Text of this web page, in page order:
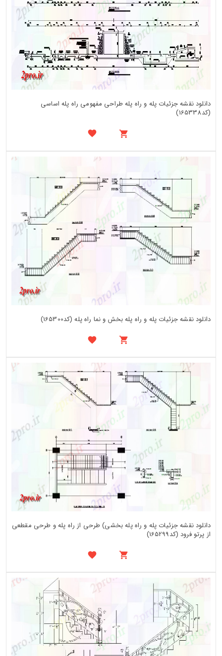
دانلود نقشه جزئیات پله و راه پله طراحی مفهومی راه پله اساسی
(کد165338)
دانلود نقشه جزئیات پله و راه پله بخش و نما راه پله (کد165300)
دانلود نقشه جزئیات پله و راه پله بخشی) طرحی از راه پله و طرحی مقطعی
از پرتو فرود (کد165299)